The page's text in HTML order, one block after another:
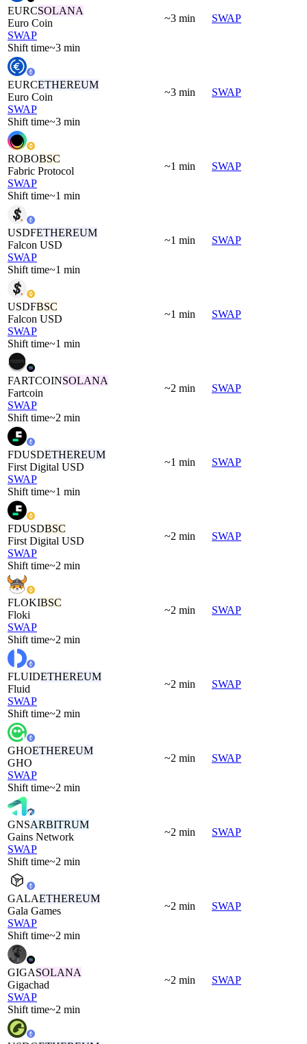
EURCSOLANA
Euro Coin
SWAP
Shift time~3 min
~3 min SWAP
EURCETHEREUM
Euro Coin
SWAP
Shift time~3 min
~3 min SWAP
ROBOBSC
Fabric Protocol
SWAP
Shift time~1 min
~1 min SWAP
USDFETHEREUM
Falcon USD
SWAP
Shift time~1 min
~1 min SWAP
USDFBSC
Falcon USD
SWAP
Shift time~1 min
~1 min SWAP
FARTCOINSOLANA
Fartcoin
SWAP
Shift time~2 min
~2 min SWAP
FDUSDETHEREUM
First Digital USD
SWAP
Shift time~1 min
~1 min SWAP
FDUSDBSC
First Digital USD
SWAP
Shift time~2 min
~2 min SWAP
FLOKIBSC
Floki
SWAP
Shift time~2 min
~2 min SWAP
FLUIDETHEREUM
Fluid
SWAP
Shift time~2 min
~2 min SWAP
GHOETHEREUM
GHO
SWAP
Shift time~2 min
~2 min SWAP
GNSARBITRUM
Gains Network
SWAP
Shift time~2 min
~2 min SWAP
GALAETHEREUM
Gala Games
SWAP
Shift time~2 min
~2 min SWAP
GIGASOLANA
Gigachad
SWAP
Shift time~2 min
~2 min SWAP